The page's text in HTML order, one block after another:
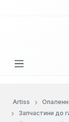
Перейти до
Artiss
Запчастини до